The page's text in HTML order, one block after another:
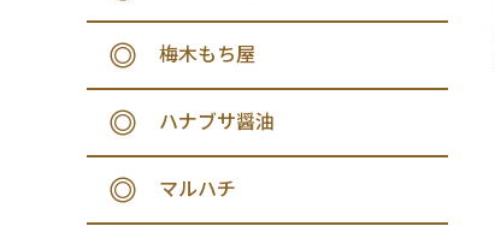
梅木もち屋
ハナブサ醤油
マルハチ